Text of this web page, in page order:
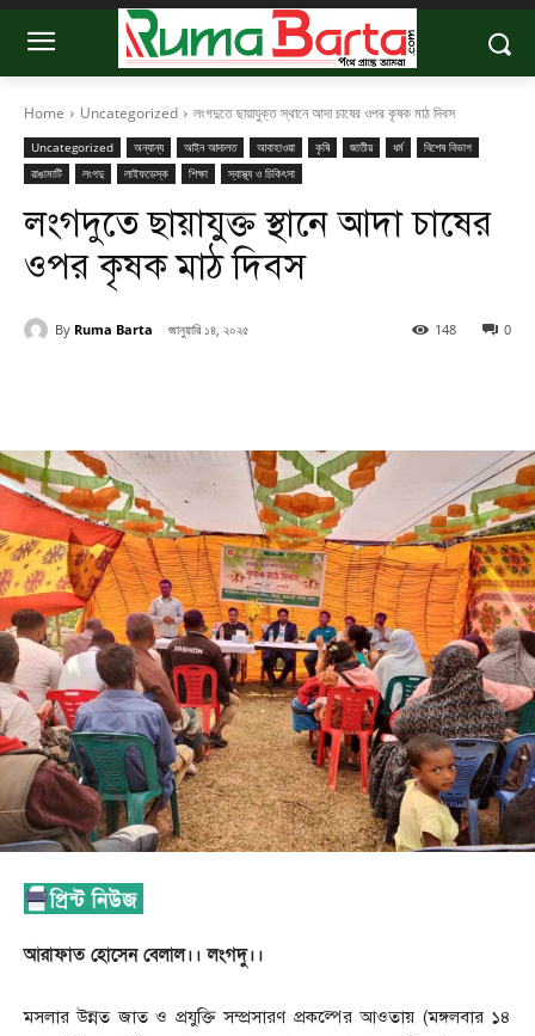
Home Uncategorized লংগদুতে ছায়াযুক্ত স্থানে আদা চাষের ওপর কৃষক মাঠ দিবস
Uncategorized অন্যান্য আইন আদালত আবাহাওয়া কৃষি জাতীয় ধর্ম
বিশেষ বিভাগ
রাঙামাটি
লংগদু লাইফডেস্ক শিক্ষা স্বাস্থ্য ও চিকিৎসা
লংগদুতে ছায়াযুক্ত স্থানে আদা চাষের
ওপর কৃষক মাঠ দিবস
By Ruma Barta জানুয়ারি ১৪, ২০২৫ 0
148
আরাফাত হোসেন বেলাল।। লংগদু।।
মসলার উন্নত জাত ও প্রযুক্তি সম্প্রসারণ প্রকল্পের আওতায় (মঙ্গলবার ১৪